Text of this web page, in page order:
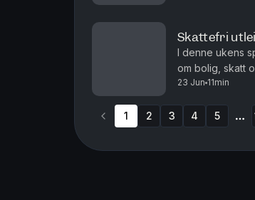
Skattefri
I denne ukens
om bolig, skatt
den andre
23 Jun 11min
1 2 3 4 5